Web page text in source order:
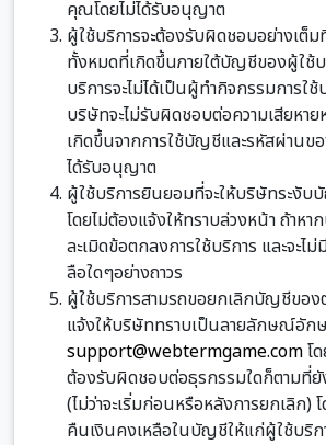
คุณโดยไม่ได้รับอนุญาต
ผู้ใช้บริการจะต้องรับผิดชอบอย่างเต็
ทั้งหมดที่เกิดขึ้นภายใต้บัญชีของผู้ใช้บ
บริการจะไม่ได้เป็นผู้ทำกิจกรรมการใ
บริษัทจะไม่รับผิดชอบต่อความเสียหา
เกิดขึ้นจากการใช้บัญชีและรหัสผ่านข
ได้รับอนุญาต
ผู้ใช้บริการยินยอมที่จะให้บริษัทระงับ
โดยไม่ต้องแจ้งให้ทราบล่วงหน้า ถ้าห
ละเมิดข้อตกลงการใช้บริการ และจะไ
ลือใดๆอย่างถาวร
ผู้ใช้บริการสามรถขอยกเลิกบัญชีของ
แจ้งให้บริษัททราบเป็นลายลักษณ์อัก
support@webtermgame.comโ
ต้องรับผิดชอบต่อธุรกรรมใดก็ตามที่ยั
(ไม่ว่าจะเริ่มก่อนหรือหลังการยกเลิก)
คืนเงินคงเหลือในบัญชีให้แก่ผู้ใช้บริ